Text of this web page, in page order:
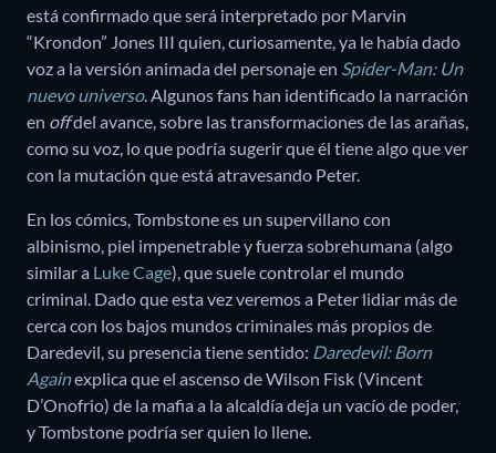
está confirmado que será interpretado por Marvin
“Krondon” Jones III quien, curiosamente, ya le había dado
voz a la versión animada del personaje en Spider-Man: Un
nuevo universo. Algunos fans han identificado la narración
en offdel avance, sobre las transformaciones de las arañas,
como su voz, lo que podría sugerir que él tiene algo que ver
con la mutación que está atravesando Peter.
En los cómics, Tombstone es un supervillano con
albinismo, piel impenetrable y fuerza sobrehumana (algo
similar a Luke Cage), que suele controlar el mundo
criminal. Dado que esta vez veremos a Peter lidiar más de
cerca con los bajos mundos criminales más propios de
Daredevil, su presencia tiene sentido: Daredevil: Born
Againexplica que el ascenso de Wilson Fisk (Vincent
D’Onofrio) de la mafia a la alcaldía deja un vacío de poder,
y Tombstone podría ser quien lo llene.